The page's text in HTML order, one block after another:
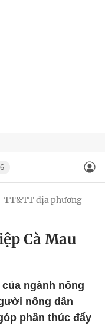
TT&TT địa phương
Cà Mau
ngành nông
nông dân
phần thúc đẩy